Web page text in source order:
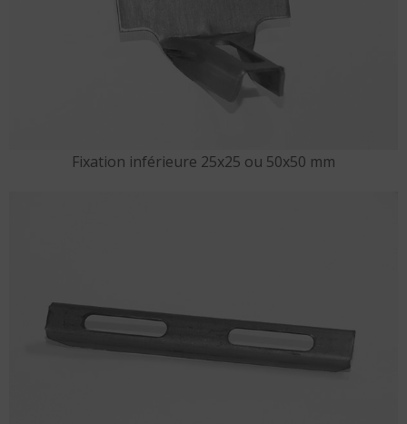
Fixation inférieure 25x25 ou 50x50 mm